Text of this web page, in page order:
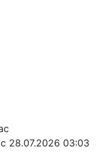
28.07.2026 03:03